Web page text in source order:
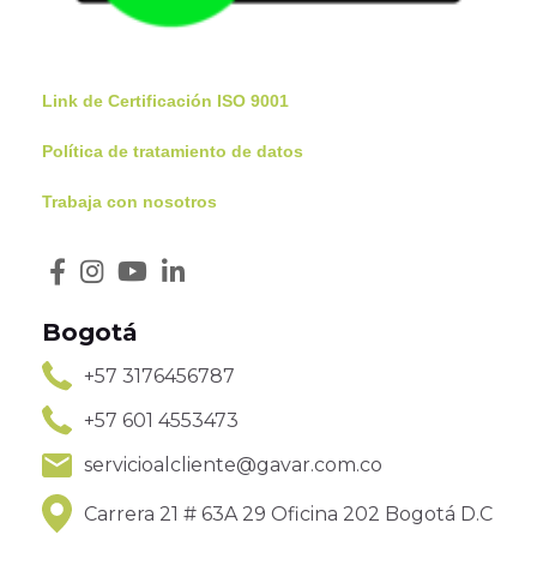
Link de Certificación ISO 9001
Política de tratamiento de datos
Trabaja con nosotros
Bogotá
+57 3176456787
+57 601 4553473
servicioalcliente@gavar.com.co
Carrera 21 # 63A 29 Oficina 202 Bogotá D.C